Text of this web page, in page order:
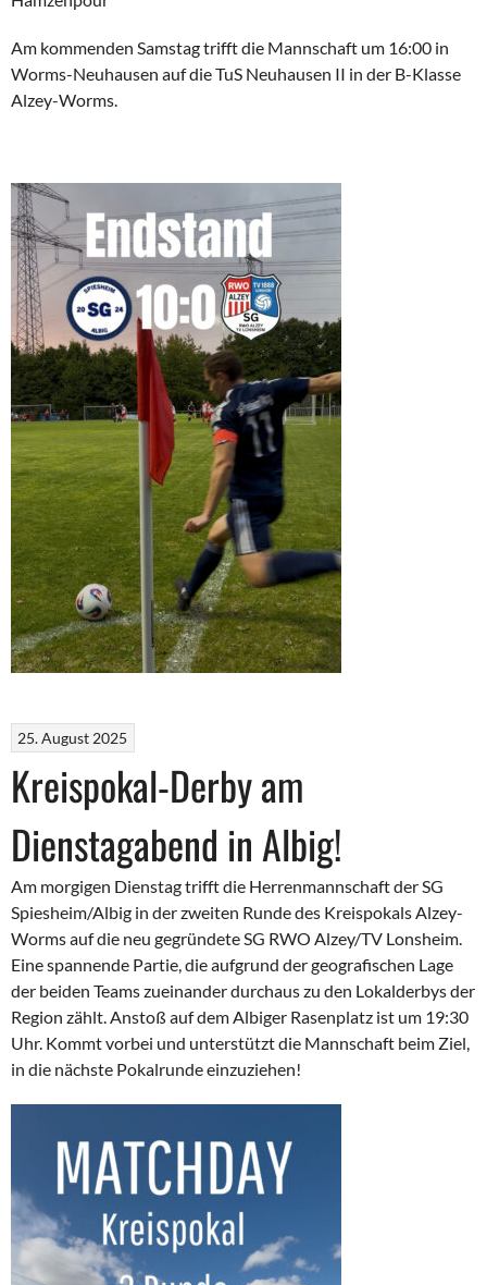
Am kommenden Samstag trifft die Mannschaft um 16:00 in
Worms-Neuhausen auf die TuS Neuhausen II in der B-Klasse
Alzey-Worms.
25. August 2025
Kreispokal-Derby am
Dienstagabend in Albig!
Am morgigen Dienstag trifft die Herrenmannschaft der SG
Spiesheim/Albig in der zweiten Runde des Kreispokals Alzey-
Worms auf die neu gegründete SG RWO Alzey/TV Lonsheim.
Eine spannende Partie, die aufgrund der geografischen Lage
der beiden Teams zueinander durchaus zu den Lokalderbys der
Region zählt. Anstoß auf dem Albiger Rasenplatz ist um 19:30
Uhr. Kommt vorbei und unterstützt die Mannschaft beim Ziel,
in die nächste Pokalrunde einzuziehen!